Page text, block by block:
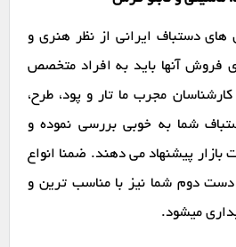
دستباف ایرانی از نظر هنری و
فروش آنها باید به افراد متخصص
مجرب ما تار و پود، طرح،
شما به خوبی بررسی نموده و
بازار پیشنهاد می دهند. ضمنا انواع
دوم شما نیز با مناسب ترین و
میشود.